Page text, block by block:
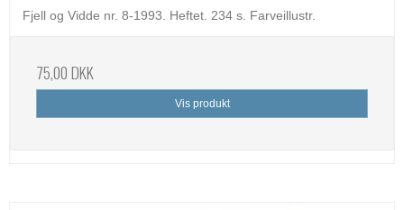
Fjell og Vidde nr. 8-1993. Heftet. 234 s. Farveillustr.
75,00 DKK
Vis produkt